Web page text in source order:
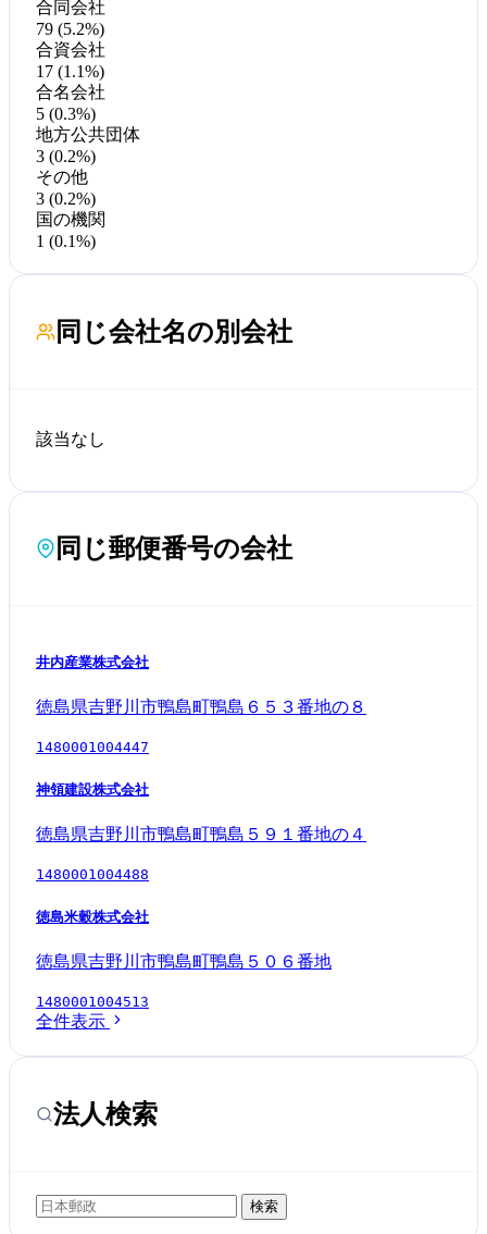
合同会社
79 (5.2%)
合資会社
17 (1.1%)
合名会社
5 (0.3%)
地方公共団体
3 (0.2%)
その他
3 (0.2%)
国の機関
1 (0.1%)
同じ会社名の別会社
該当なし
同じ郵便番号の会社
井内産業株式会社
徳島県吉野川市鴨島町鴨島６５３番地の８
1480001004447
神領建設株式会社
徳島県吉野川市鴨島町鴨島５９１番地の４
1480001004488
徳島米穀株式会社
徳島県吉野川市鴨島町鴨島５０６番地
1480001004513
全件表示
法人検索
検索